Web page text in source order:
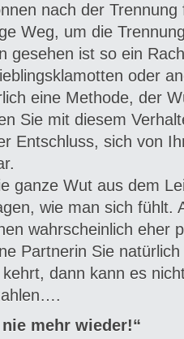
nach der
Weg, um die
gesehen ist so ein
oder
eine Methode, der
Sie mit diesem
Entschluss, sich von
ganze Wut aus dem
wie man sich fühlt.
wahrscheinlich eher
Partnerin Sie
dann kann es
mehr wieder!“